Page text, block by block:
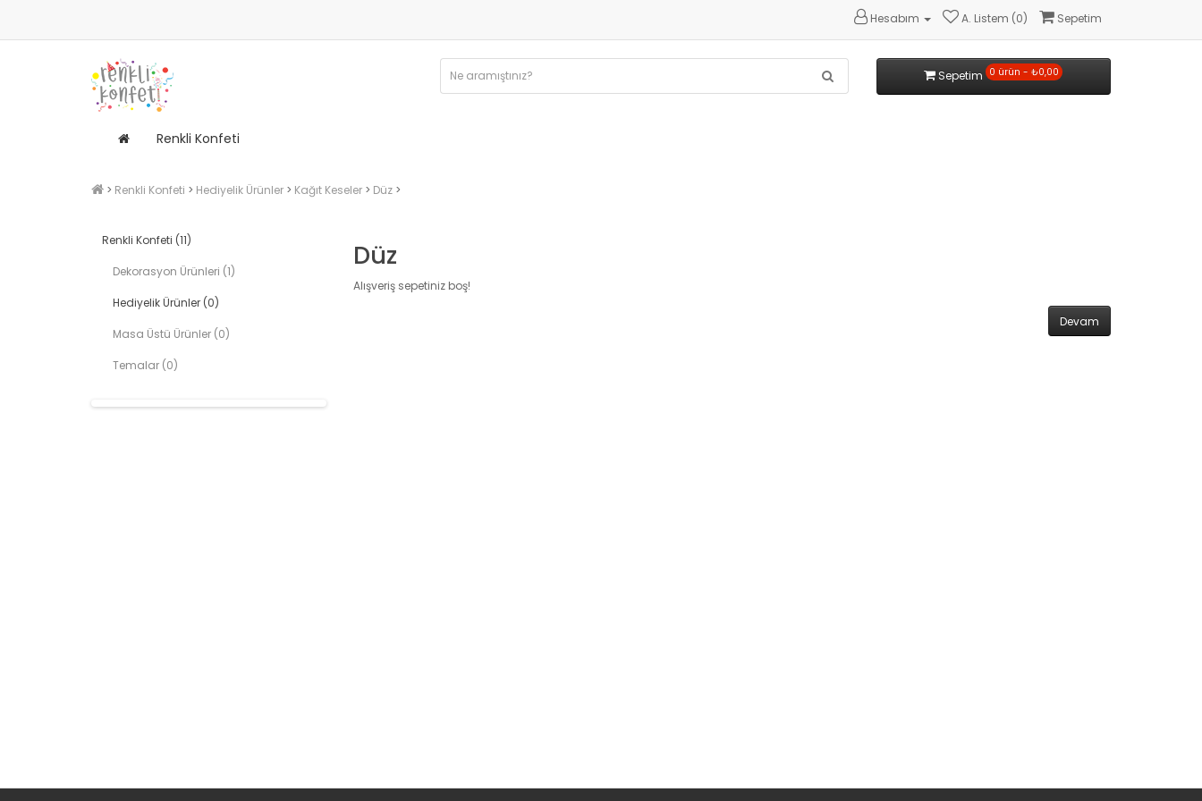
Hesabım A. Listem (0) Sepetim
Sepetim 0 ürün - ₺0,00
Renkli Konfeti
Renkli Konfeti Hediyelik Ürünler Kağıt Keseler Düz
Renkli Konfeti (11)
Dekorasyon Ürünleri (1)
Hediyelik Ürünler (0)
Masa Üstü Ürünler (0)
Temalar (0)
Düz
Alışveriş sepetiniz boş!
Devam